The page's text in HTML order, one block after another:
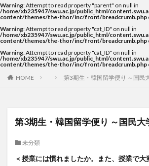
Warning: Attempt to read property "parent" on null in
/home/xb235947/swu.ac.jp/public_html/
content/themes/the-thor/inc/front/breadcrumb.php
Warning: Attempt to read property "cat_ID" on null in
/home/xb235947/swu.ac.jp/public_html/
content/themes/the-thor/inc/front/breadcrumb.php
Warning: Attempt to read property "cat_ID" on null in
/home/xb235947/swu.ac.jp/public_html/
content/themes/the-thor/inc/front/breadcrumb.php
HOME
第3期生・韓国留学便り ～国民
第3期生・韓国留学便り ～国民大
未分類
＜授業には慣れましたか。また、授業で
KF
NEWS
STUDENTS OF THE
Temple University Japan Campus（TUJ）
The British School in Tokyo（BST）
アルカラ大学
アルカラ大学あるかリ
インタ
カーン・ノルマンディー大学Carré
カヤグム体験
クイーンズランド
コンテスト